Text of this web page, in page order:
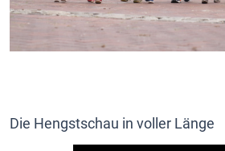
Die Hengstschau in voller Länge